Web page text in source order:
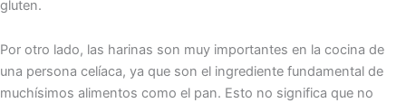
gluten.
Por otro lado, las harinas son muy importantes en la cocina de
una persona celíaca, ya que son el ingrediente fundamental de
muchísimos alimentos como el pan. Esto no significa que no